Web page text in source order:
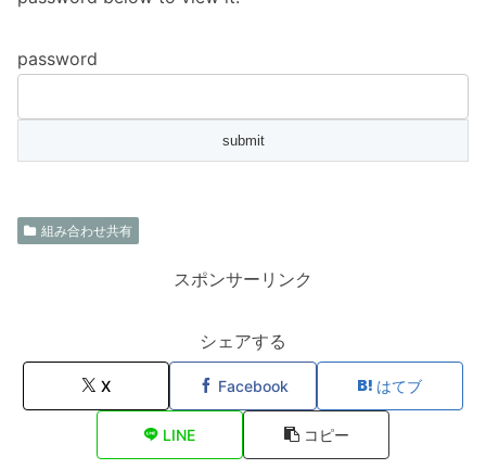
password
組み合わせ共有
スポンサーリンク
シェアする
X Facebook はてブ
LINE コピー